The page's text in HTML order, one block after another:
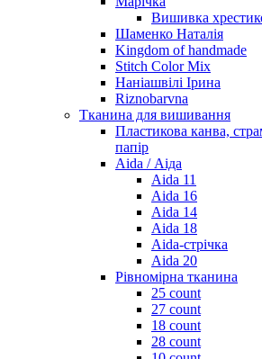
Вишивка
Шаменко Наталія
Kingdom of handmade
Stitch Color Mix
Наніашвілі Ірина
Riznobarvna
Тканина для вишивання
Пластикова канва,
папір
Aida / Аіда
Aida 11
Aida 16
Aida 14
Aida 18
Aida-стрічка
Aida 20
Рівномірна тканина
25 count
27 count
18 count
28 count